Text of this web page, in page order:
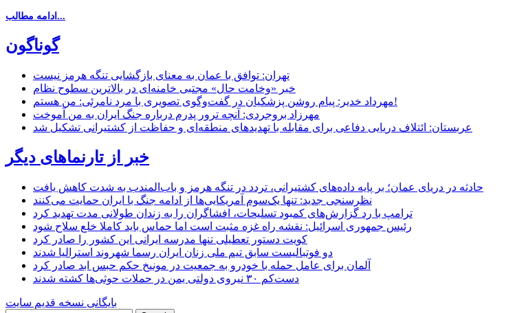
ادامه مطالب...
گوناگون
تهران: توافق با عمان به معنای بازگشایی تنگه هرمز نیست
خبر «وخامت حال» مجتبی خامنه‌ای در بالاترین سطوح نظام
مهرداد خدیر: پیام روشن پزشکیان در گفت‌و‌گوی تصویری با مرد نامرئی: من هستم!
مهرزاد بروجردی: آنچه ترور پدرم درباره جنگ ایران به من آموخت
عربستان: ائتلاف دریایی دفاعی برای مقابله با تهدیدهای منطقه‌ای و حفاظت از کشتیرانی تشکیل شد
خبر از تارنماهای دیگر
حادثه در دریای عمان؛ بر پایه داده‌های کشتیرانی، تردد در تنگه هرمز و باب‌المندب به شدت کاهش یافت
نظرسنجی جدید: تنها یک‌سوم آمریکایی‌ها از ادامه جنگ با ایران حمایت می‌کنند
ترامپ با رد گزارش‌های کمبود تسلیحات، افشاگران را به زندان طولانی مدت تهدید کرد
رئیس‌ جمهوری اسرائیل: نقشه راه غزه مثبت است اما حماس باید کاملا خلع سلاح شود
کویت دستور تعطیلی تنها مدرسه ایرانی این کشور را صادر کرد
دو فوتبالیست سابق تیم ملی زنان ایران رسما شهروند استرالیا شدند
آلمان برای عامل حمله با خودرو به جمعیت در مونیخ حکم حبس ابد صادر کرد
دست‌کم ۳۰ نیروی دولتی یمن در حملات حوثی‌ها کشته شدند
بایگانی نسخه قدیم سایت